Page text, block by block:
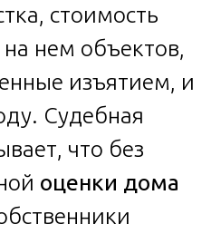
стоимость
нем объектов,
изъятием, и
Судебная
что без
оценки дома